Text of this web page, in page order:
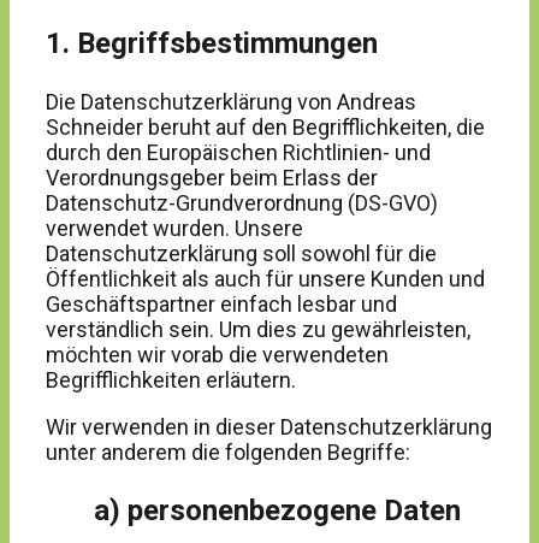
1. Begriffsbestimmungen
Die Datenschutzerklärung von Andreas
Schneider beruht auf den Begrifflichkeiten, die
durch den Europäischen Richtlinien- und
Verordnungsgeber beim Erlass der
Datenschutz-Grundverordnung (DS-GVO)
verwendet wurden. Unsere
Datenschutzerklärung soll sowohl für die
Öffentlichkeit als auch für unsere Kunden und
Geschäftspartner einfach lesbar und
verständlich sein. Um dies zu gewährleisten,
möchten wir vorab die verwendeten
Begrifflichkeiten erläutern.
Wir verwenden in dieser Datenschutzerklärung
unter anderem die folgenden Begriffe:
a) personenbezogene Daten